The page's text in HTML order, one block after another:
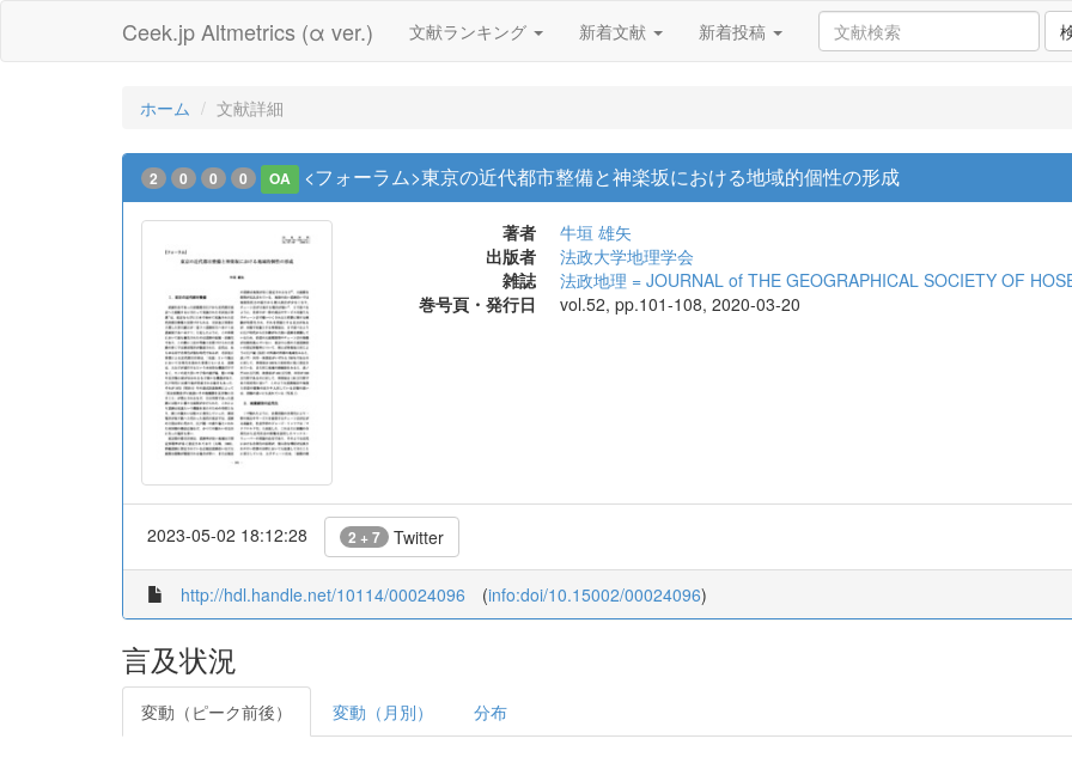
Ceek.jp Altmetrics (α ver.) 文献ランキング 新着文献 新着投稿
ホーム 文献詳細
2 0 0 0 OA <フォーラム>東京の近代都市整備と神楽坂における地域的個性の形成
著者
牛垣 雄矢
出版者
法政大学地理学会
雑誌
法政地理 = JOURNAL of THE GEOGRAPHICAL SOCIETY OF
巻号頁・発行日
vol.52, pp.101-108, 2020-03-20
2023-05-02 18:12:28 2 + 7 Twitter
http://hdl.handle.net/10114/00024096 (info:doi/10.15002/00024096)
言及状況
変動（ピーク前後） 変動（月別） 分布